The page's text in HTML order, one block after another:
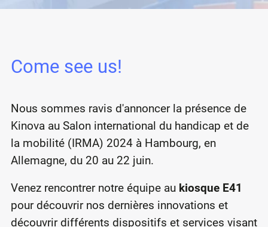
Come see us!
Nous sommes ravis d'annoncer la présence de
Kinova au Salon international du handicap et de
la mobilité (IRMA) 2024 à Hambourg, en
Allemagne, du 20 au 22 juin.
Venez rencontrer notre équipe aukiosque E41
pour découvrir nos dernières innovations et
découvrir différents dispositifs et services visant